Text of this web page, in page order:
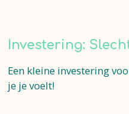
Investering:
Een kleine investering
je je voelt!